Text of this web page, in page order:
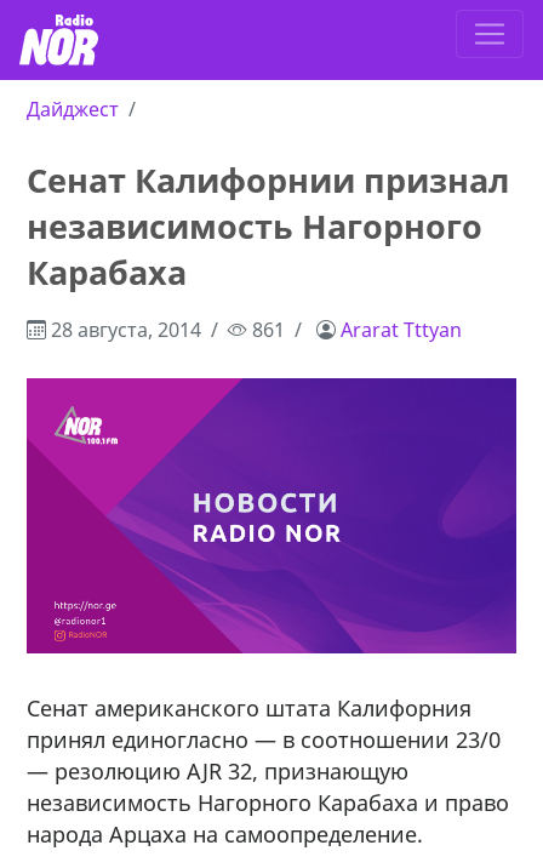
Дайджест
Сенат Калифорнии признал
независимость Нагорного
Карабаха
28 августа, 2014 861 Ararat Tttyan
Сенат американского штата Калифорния
принял единогласно — в соотношении 23/0
— резолюцию AJR 32, признающую
независимость Нагорного Карабаха и право
народа Арцаха на самоопределение.